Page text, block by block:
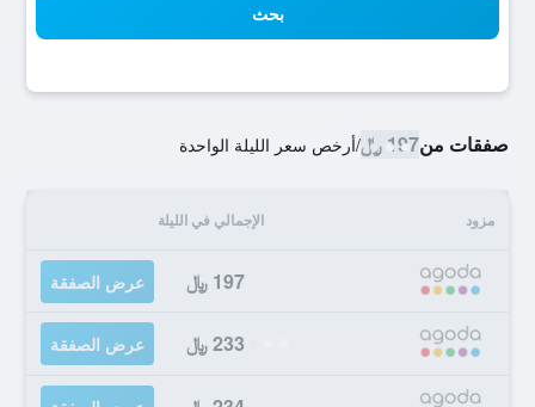
بحث
صفقات من197 ﷼ /أرخص سعر الليلة الواحدة
مزود الإجمالي في الليلة
197 ﷼ عرض الصفقة
233 ﷼ عرض الصفقة